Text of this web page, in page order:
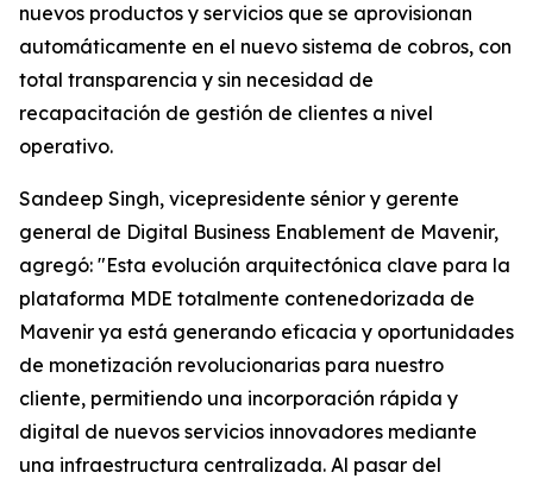
nuevos productos y servicios que se aprovisionan
automáticamente en el nuevo sistema de cobros, con
total transparencia y sin necesidad de
recapacitación de gestión de clientes a nivel
operativo.
Sandeep Singh, vicepresidente sénior y gerente
general de Digital Business Enablement de Mavenir,
agregó: "Esta evolución arquitectónica clave para la
plataforma MDE totalmente contenedorizada de
Mavenir ya está generando eficacia y oportunidades
de monetización revolucionarias para nuestro
cliente, permitiendo una incorporación rápida y
digital de nuevos servicios innovadores mediante
una infraestructura centralizada. Al pasar del